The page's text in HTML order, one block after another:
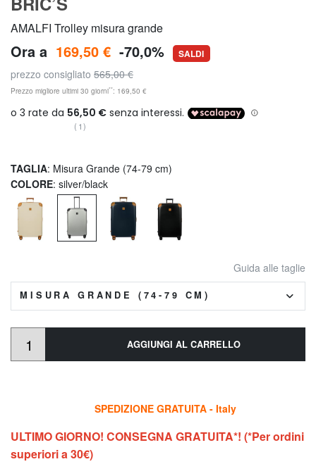
AMALFI Trolley misura grande
Ora a 169,50 € -70,0% SALDI
prezzo consigliato 565,00 €
Prezzo migliore ultimi 30 giorni**: 169,50 €
(1)
TAGLIA: Misura Grande (74-79 cm)
COLORE: silver/black
Guida alle taglie
MISURA GRANDE (74-79 CM)
AGGIUNGI AL CARRELLO
SPEDIZIONE GRATUITA - Italy
ULTIMO GIORNO! CONSEGNA GRATUITA*! (*Per ordini
superiori a 30€)